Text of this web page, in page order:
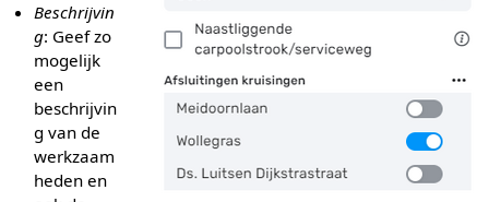
Beschrijvin
g: Geef zo
mogelijk
een
beschrijvin
g van de
werkzaam
heden en